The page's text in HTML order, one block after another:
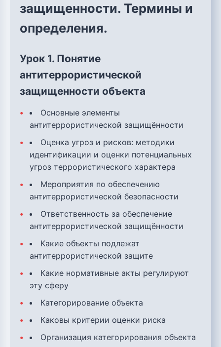
защищенности. Термины и
определения.
Урок 1. Понятие
антитеррористической
защищенности объекта
Основные элементы
антитеррористической защищённости
Оценка угроз и рисков: методики
идентификации и оценки потенциальных
угроз террористического характера
Мероприятия по обеспечению
антитеррористической безопасности
Ответственность за обеспечение
антитеррористической защищённости
Какие объекты подлежат
антитеррористической защите
Какие нормативные акты регулируют
эту сферу
Категорирование объекта
Каковы критерии оценки риска
Организация категорирования объекта